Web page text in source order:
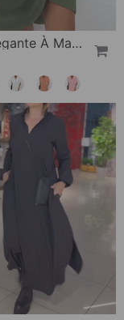
Robe Élégante À Manches Fendues De Couleur Unie